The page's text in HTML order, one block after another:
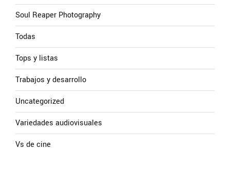
Soul Reaper Photography
Todas
Tops y listas
Trabajos y desarrollo
Uncategorized
Variedades audiovisuales
Vs de cine